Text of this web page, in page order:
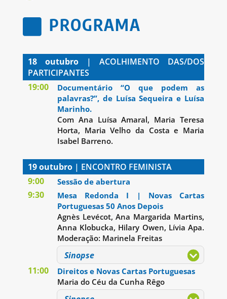
PROGRAMA
18 outubro| ACOLHIMENTO DAS/DOS
PARTICIPANTES
19:00
Documentário “O que podem as
palavras?”, de Luísa Sequeira e Luísa
Marinho.
Com Ana Luísa Amaral, Maria Teresa
Horta, Maria Velho da Costa e Maria
Isabel Barreno.
19 outubro| ENCONTRO FEMINISTA
9:00
Sessão de abertura
9:30
Mesa Redonda I | Novas Cartas
Portuguesas 50 Anos Depois
Agnès Levécot, Ana Margarida Martins,
Anna Klobucka, Hilary Owen, Lívia Apa.
Moderação: Marinela Freitas
Sinopse
11:00
Direitos e Novas Cartas Portuguesas
Maria do Céu da Cunha Rêgo